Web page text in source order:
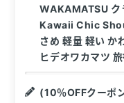
WAKAMATSU
Kawaii Chic
さめ 軽量 軽い か
ヒデオワカマツ
(10％OFFクーポ